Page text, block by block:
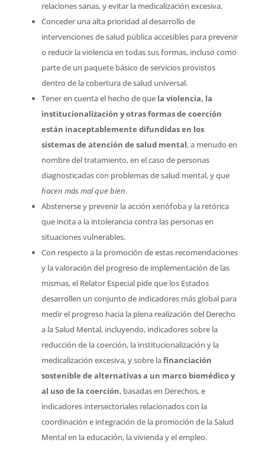
relaciones sanas, y evitar la medicalización excesiva.
Conceder una alta prioridad al desarrollo de
intervenciones de salud pública accesibles para prevenir
o reducir la violencia en todas sus formas, incluso como
parte de un paquete básico de servicios provistos
dentro de la cobertura de salud universal.
Tener en cuenta el hecho de que la violencia, la
institucionalización y otras formas de coerción
están inaceptablemente difundidas en los
sistemas de atención de salud mental, a menudo en
nombre del tratamiento, en el caso de personas
diagnosticadas con problemas de salud mental, y que
hacen más mal que bien.
Abstenerse y prevenir la acción xenófoba y la retórica
que incita a la intolerancia contra las personas en
situaciones vulnerables.
Con respecto a la promoción de estas recomendaciones
y la valoración del progreso de implementación de las
mismas, el Relator Especial pide que los Estados
desarrollen un conjunto de indicadores más global para
medir el progreso hacia la plena realización del Derecho
a la Salud Mental, incluyendo, indicadores sobre la
reducción de la coerción, la institucionalización y la
medicalización excesiva, y sobre lafinanciación
sostenible de alternativas a un marco biomédico y
al uso de la coerción, basadas en Derechos, e
indicadores intersectoriales relacionados con la
coordinación e integración de la promoción de la Salud
Mental en la educación, la vivienda y el empleo.